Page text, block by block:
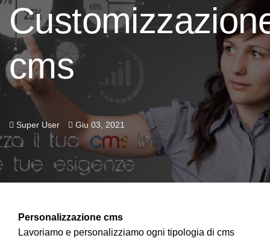
cms
Super User Giu 03, 2021
Personalizzazione cms
Lavoriamo e personalizziamo ogni tipologia di cms